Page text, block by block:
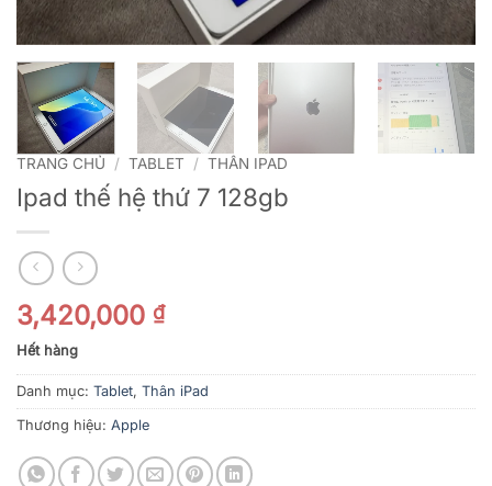
TRANG CHỦ / TABLET / THÂN IPAD
Ipad thế hệ thứ 7 128gb
3,420,000 ₫
Hết hàng
Danh mục: Tablet, Thân iPad
Thương hiệu: Apple